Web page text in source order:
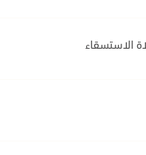
الاستسقاء